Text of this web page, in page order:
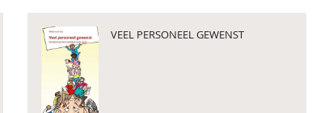
VEEL PERSONEEL GEWENST